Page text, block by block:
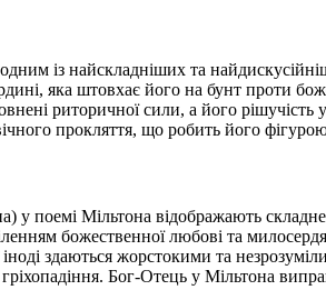
із найскладніших та
яка штовхає його на бунт проти
риторичної сили, а його
прокляття, що робить його
у поемі Мільтона відображають
божественної любові та
здаються жорстокими та
Бог-Отець у Мільтона